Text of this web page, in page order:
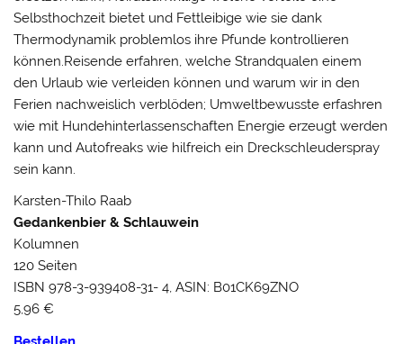
Selbsthochzeit bietet und Fettleibige wie sie dank
Thermodynamik problemlos ihre Pfunde kontrollieren
können.Reisende erfahren, welche Strandqualen einem
den Urlaub wie verleiden können und warum wir in den
Ferien nachweislich verblöden; Umweltbewusste erfashren
wie mit Hundehinterlassenschaften Energie erzeugt werden
kann und Autofreaks wie hilfreich ein Dreckschleuderspray
sein kann.
Karsten-Thilo Raab
Gedankenbier & Schlauwein
Kolumnen
120 Seiten
ISBN 978-3-939408-31- 4, ASIN: B01CK69ZNO
5,96 €